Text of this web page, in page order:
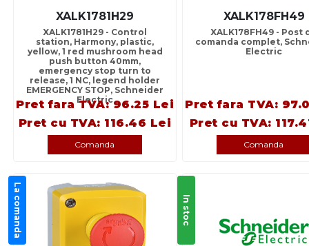
XALK1781H29
XALK1781H29 - Control
station, Harmony, plastic,
yellow, 1 red mushroom head
push button 40mm,
emergency stop turn to
release, 1 NC, legend holder
EMERGENCY STOP, Schneider
Electric
Pret fara TVA: 96.25 Lei
Pret cu TVA: 116.46 Lei
Comanda
XALK178FH49
XALK178FH49 - Post
comanda complet,
Electric
Pret fara TVA:
Pret cu TVA:
Comanda
La comanda In stoc